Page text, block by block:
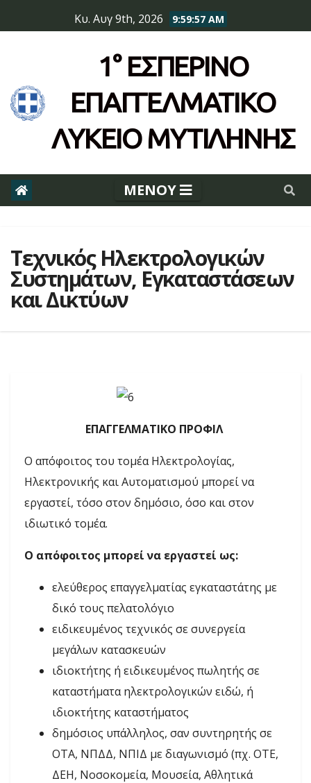
to
Κυ. Αυγ 9th, 2026 9:59:57 AM
1° ΕΣΠΕΡΙΝΌ
ΕΠΆΓΓΕΛΜΑΤΙΚΟ
ΛΥΚΕΙΟ ΜΥΤΙΛΗΝΗΣ
Τεχνικός Ηλεκτρολογικών
Συστημάτων, Εγκαταστάσεων
και Δικτύων
ΕΠΑΓΓΕΛΜΑΤΙΚΟ ΠΡΟΦΙΛ
Ο απόφοιτος του τομέα Ηλεκτρολογίας,
Ηλεκτρονικής και Αυτοματισμού μπορεί να
εργαστεί, τόσο στον δημόσιο, όσο και στον
ιδιωτικό τομέα.
Ο απόφοιτος μπορεί να εργαστεί ως:
ελεύθερος επαγγελματίας εγκαταστάτης με
δικό τους πελατολόγιο
ειδικευμένος τεχνικός σε συνεργεία
μεγάλων κατασκευών
ιδιοκτήτης ή ειδικευμένος πωλητής σε
καταστήματα ηλεκτρολογικών ειδώ, ή
ιδιοκτήτης καταστήματος
δημόσιος υπάλληλος, σαν συντηρητής σε
ΟΤΑ, ΝΠΔΔ, ΝΠΙΔ με διαγωνισμό (πχ. ΟΤΕ,
ΔΕΗ, Νοσοκομεία, Μουσεία, Αθλητικά